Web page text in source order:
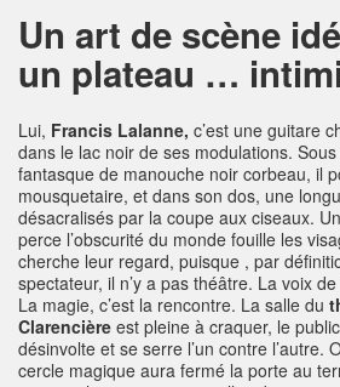
Un art de scène
un plateau …
Lui, Francis Lalanne, c’est une guitare
dans le lac noir de ses modulations.
fantasque de manouche noir corbeau, il
mousquetaire, et dans son dos, une
désacralisés par la coupe aux ciseaux.
perce l’obscurité du monde fouille les
cherche leur regard, puisque , par
spectateur, il n’y a pas théâtre. La voix
La magie, c’est la rencontre. La salle du
Clarencière est pleine à craquer, le
désinvolte et se serre l’un contre l’autre.
cercle magique aura fermé la porte au